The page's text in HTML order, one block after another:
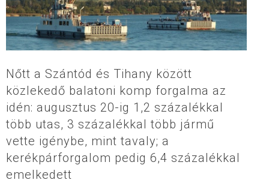
Nőtt a Szántód és Tihany között
közlekedő balatoni komp forgalma az
idén: augusztus 20-ig 1,2 százalékkal
több utas, 3 százalékkal több jármű
vette igénybe, mint tavaly; a
kerékpárforgalom pedig 6,4 százalékkal
emelkedett